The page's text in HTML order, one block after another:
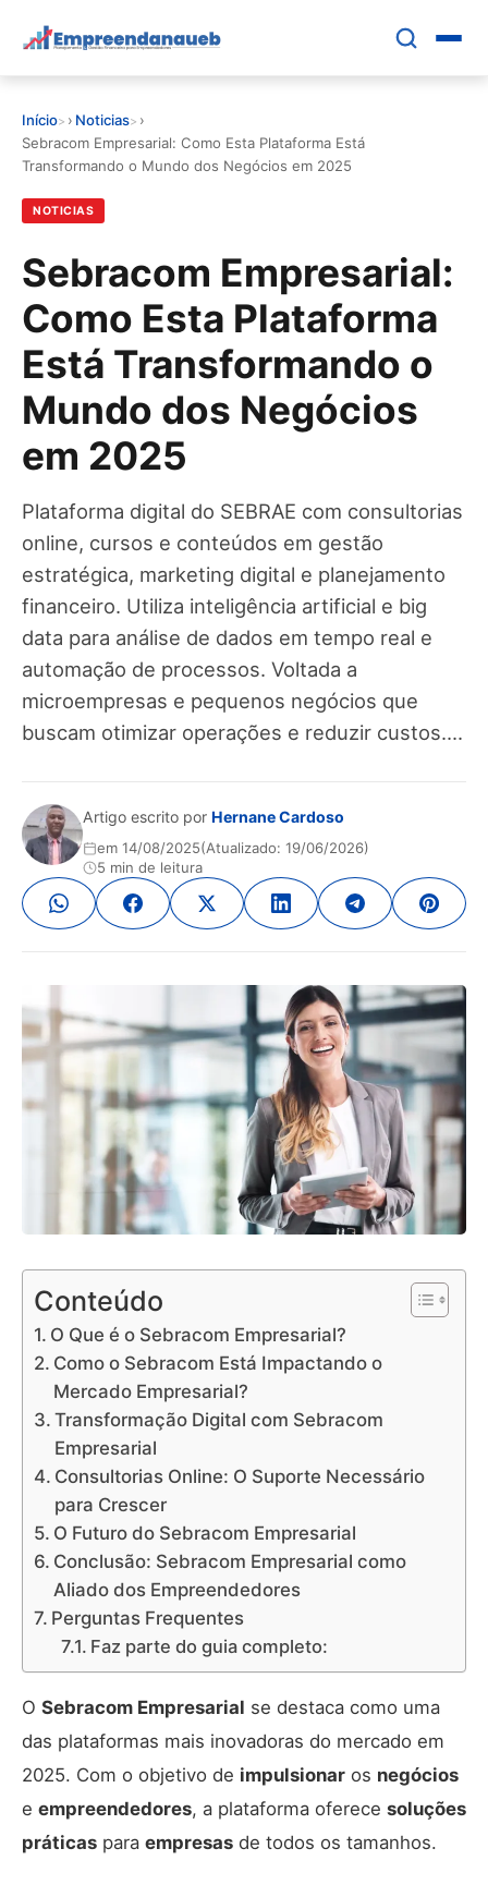
para
principal
EDUCAR E CRESCER
CONTROLE FINANCEIRO
FERRAMENTAS
Início › Noticias
›
Sebracom Empresarial: Como Esta Plataforma Está
Transformando o Mundo dos Negócios em 2025
NOTICIAS
Sebracom Empresarial:
Como Esta Plataforma
Está Transformando o
Mundo dos Negócios
em 2025
Plataforma digital do SEBRAE com consultorias
online, cursos e conteúdos em gestão
estratégica, marketing digital e planejamento
financeiro. Utiliza inteligência artificial e big
data para análise de dados em tempo real e
automação de processos. Voltada a
microempresas e pequenos negócios que
buscam otimizar operações e reduzir custos....
Artigo escrito por Hernane Cardoso
em 14/08/2025(Atualizado: 19/06/2026)
5 min de leitura
Conteúdo
O Que é o Sebracom Empresarial?
Como o Sebracom Está Impactando o
Mercado Empresarial?
Transformação Digital com Sebracom
Empresarial
Consultorias Online: O Suporte Necessário
para Crescer
O Futuro do Sebracom Empresarial
Conclusão: Sebracom Empresarial como
Aliado dos Empreendedores
Perguntas Frequentes
Faz parte do guia completo:
O Sebracom Empresarial se destaca como uma
das plataformas mais inovadoras do mercado em
2025. Com o objetivo de impulsionar os negócios
e empreendedores, a plataforma oferece soluções
práticas para empresas de todos os tamanhos.